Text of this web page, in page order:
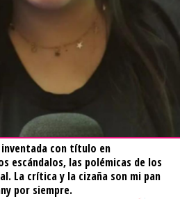
inventada con título en
escándalos, las polémicas de los
La crítica y la cizaña son mi pan
por siempre.